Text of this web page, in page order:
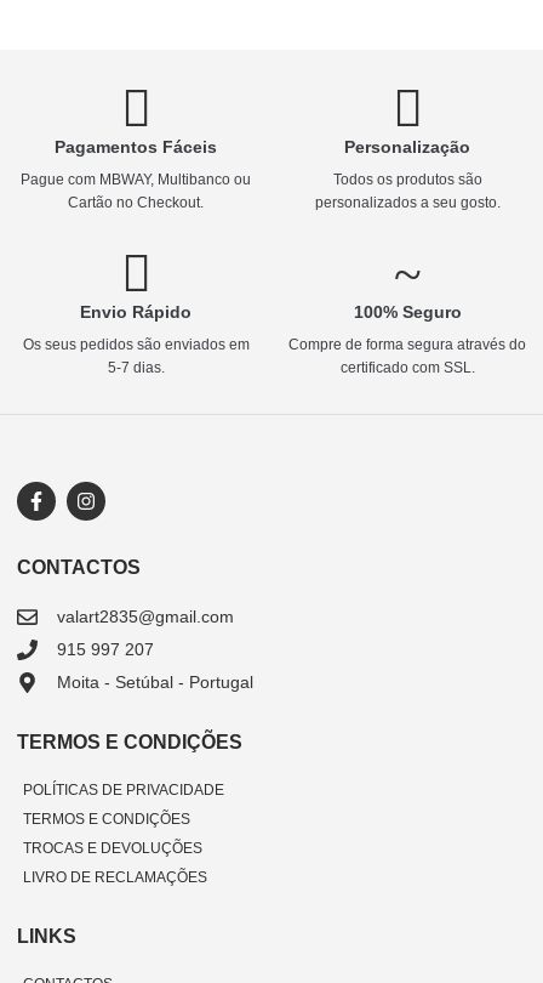
Pagamentos Fáceis
Pague com MBWAY, Multibanco ou
Cartão no Checkout.
Personalização
Todos os produtos são
personalizados a seu gosto.
Envio Rápido
Os seus pedidos são enviados em
5-7 dias.
100% Seguro
Compre de forma segura através do
certificado com SSL.
CONTACTOS
valart2835@gmail.com
915 997 207
Moita - Setúbal - Portugal
TERMOS E CONDIÇÕES
POLÍTICAS DE PRIVACIDADE
TERMOS E CONDIÇÕES
TROCAS E DEVOLUÇÕES
LIVRO DE RECLAMAÇÕES
LINKS